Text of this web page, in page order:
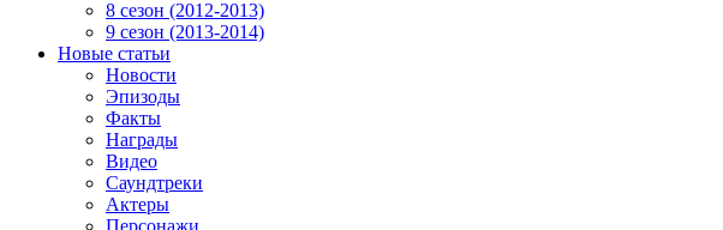
8 сезон (2012-2013)
9 сезон (2013-2014)
Новые статьи
Новости
Эпизоды
Факты
Награды
Видео
Саундтреки
Актеры
Персонажи